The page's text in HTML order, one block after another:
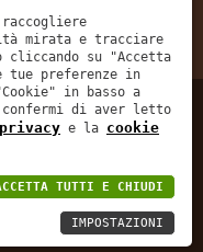
04992110231
5/5
mirata e tracciare
su "Accetta
preferenze in
in basso a
di aver letto
e la cookie
TUTTI E CHIUDI
IMPOSTAZIONI